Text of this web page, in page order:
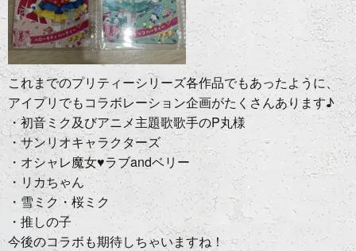
これまでのプリティーシリーズ各作品でもあったように、
アイプリでもコラボレーション企画がたくさんあります♪
・初音ミク及びアニメ主題歌歌手のP丸様
・サンリオキャラクターズ
・オシャレ魔女♥ラブandベリー
・リカちゃん
・雪ミク・桜ミク
・推しの子
今後のコラボも期待しちゃいますね！